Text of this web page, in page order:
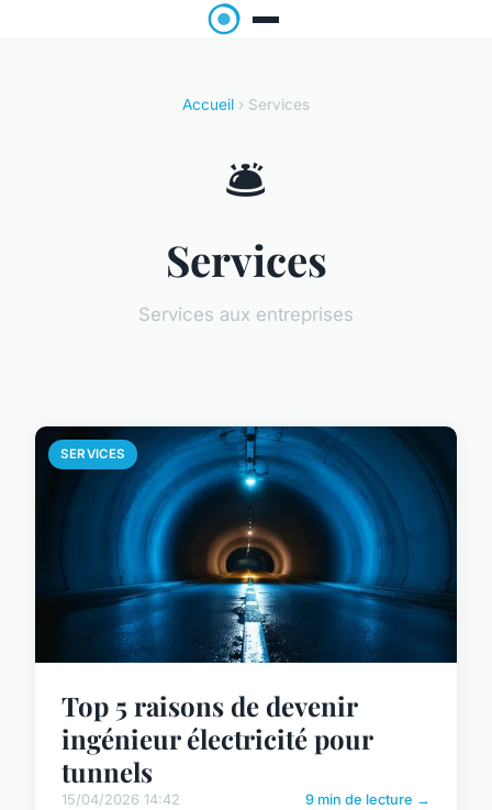
Accueil › Services
🛎️
Services
Services aux entreprises
SERVICES
Top 5 raisons de devenir
ingénieur électricité pour
tunnels
15/04/2026 14:42 9 min de lecture →